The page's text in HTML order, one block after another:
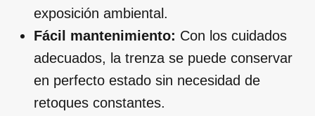
exposición ambiental.
Fácil mantenimiento: Con los cuidados
adecuados, la trenza se puede conservar
en perfecto estado sin necesidad de
retoques constantes.